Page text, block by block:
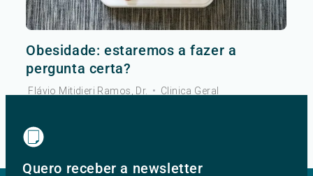
Obesidade: estaremos a fazer a
pergunta certa?
Flávio Mitidieri Ramos, Dr. • Clinica Geral
Quero receber a newsletter